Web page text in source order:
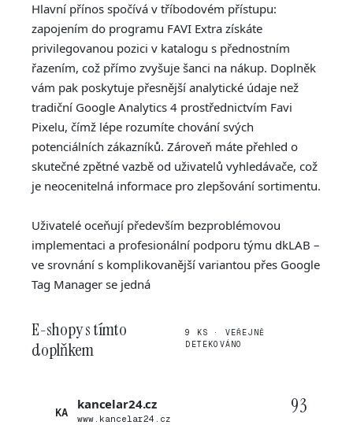
Hlavní přínos spočívá v tříbodovém přístupu:
zapojením do programu FAVI Extra získáte
privilegovanou pozici v katalogu s přednostním
řazením, což přímo zvyšuje šanci na nákup. Doplněk
vám pak poskytuje přesnější analytické údaje než
tradiční Google Analytics 4 prostřednictvím Favi
Pixelu, čímž lépe rozumíte chování svých
potenciálních zákazníků. Zároveň máte přehled o
skutečné zpětné vazbě od uživatelů vyhledávače, což
je neocenitelná informace pro zlepšování sortimentu.
Uživatelé oceňují především bezproblémovou
implementaci a profesionální podporu týmu dkLAB –
ve srovnání s komplikovanější variantou přes Google
Tag Manager se jedná
E-shopy s tímto
doplňkem
9 KS · VEŘEJNĚ
DETEKOVÁNO
KA
kancelar24.cz
www.kancelar24.cz
93